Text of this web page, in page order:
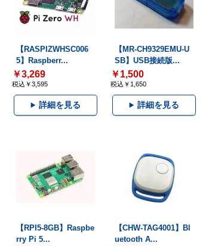
【RASPIZWHSC006
5】Raspberr...
￥3,269
税込￥3,595
詳細を見る
【MR-CH9329EMU-U
SB】USB接続版...
￥1,500
税込￥1,650
詳細を見る
【RPI5-8GB】Raspbe
rry Pi 5...
【CHW-TAG4001】Bl
uetooth A...